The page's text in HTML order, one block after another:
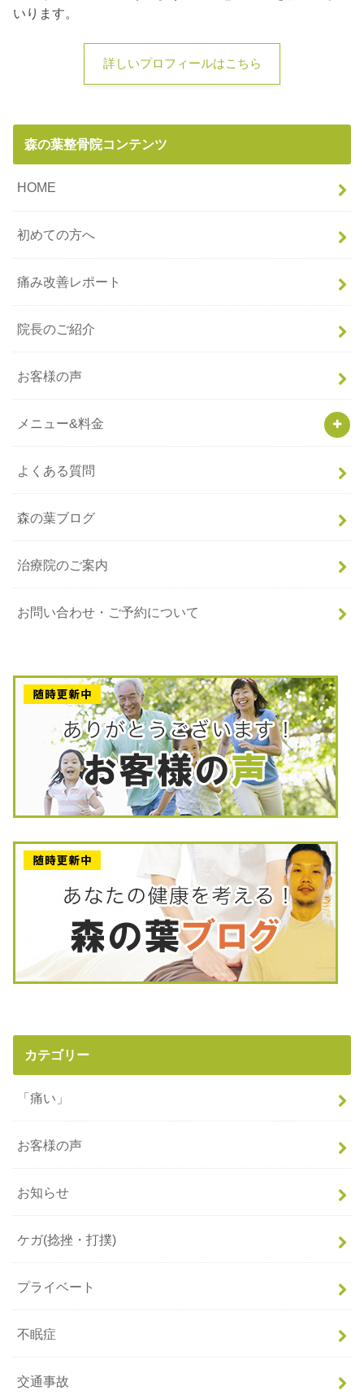
いります。
詳しいプロフィールはこちら
森の葉整骨院コンテンツ
HOME
初めての方へ
痛み改善レポート
院長のご紹介
お客様の声
メニュー&料金
よくある質問
森の葉ブログ
治療院のご案内
お問い合わせ・ご予約について
カテゴリー
「痛い」
お客様の声
お知らせ
ケガ(捻挫・打撲)
プライベート
不眠症
交通事故